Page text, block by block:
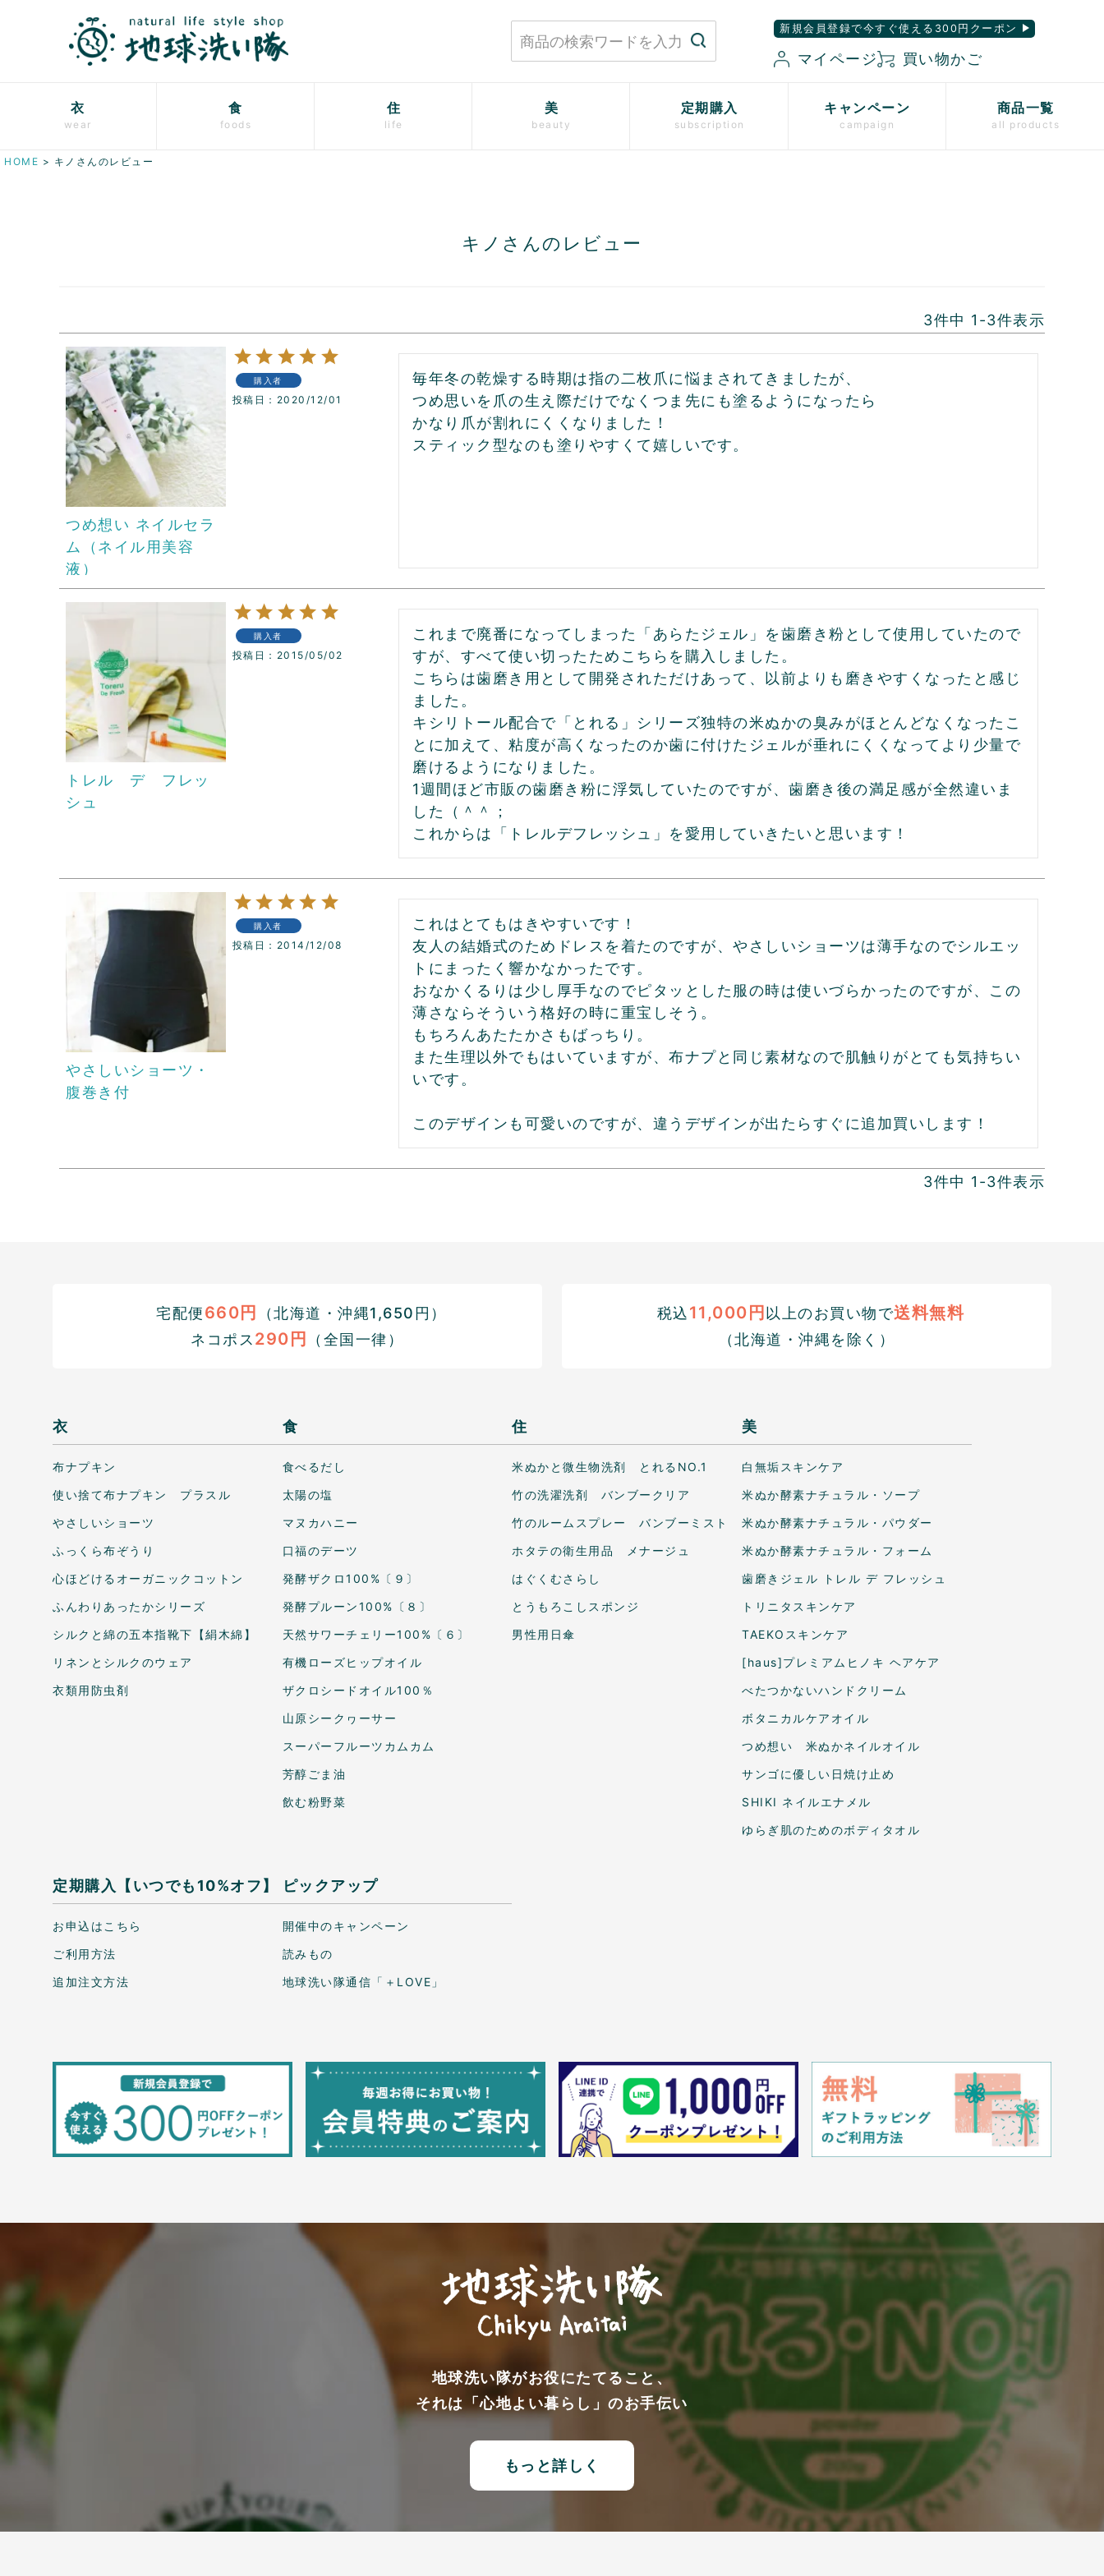
新規会員登録で今すぐ使える300円クーポン
マイページ 買い物かご
衣
wear
食
foods
住
life
美
beauty
定期購入
subscription
キャンペーン
campaign
商品一覧
all products
HOME キノさんのレビュー
キノさんのレビュー
3件中 1 -3件表示
つめ想い ネイルセラ
ム（ネイル用美容
液）
購入者
投稿日 2020/12/01
毎年冬の乾燥する時期は指の二枚爪に悩まされてきましたが、
つめ思いを爪の生え際だけでなくつま先にも塗るようになったら
かなり爪が割れにくくなりました！
スティック型なのも塗りやすくて嬉しいです。
トレル デ フレッ
シュ
購入者
投稿日 2015/05/02
これまで廃番になってしまった「あらたジェル」を歯磨き粉として使用していたので
すが、すべて使い切ったためこちらを購入しました。
こちらは歯磨き用として開発されただけあって、以前よりも磨きやすくなったと感じ
ました。
キシリトール配合で「とれる」シリーズ独特の米ぬかの臭みがほとんどなくなったこ
とに加えて、粘度が高くなったのか歯に付けたジェルが垂れにくくなってより少量で
磨けるようになりました。
1週間ほど市販の歯磨き粉に浮気していたのですが、歯磨き後の満足感が全然違いま
した（＾＾；
これからは「トレルデフレッシュ」を愛用していきたいと思います！
やさしいショーツ・
腹巻き付
購入者
投稿日 2014/12/08
これはとてもはきやすいです！
友人の結婚式のためドレスを着たのですが、やさしいショーツは薄手なのでシルエッ
トにまったく響かなかったです。
おなかくるりは少し厚手なのでピタッとした服の時は使いづらかったのですが、この
薄さならそういう格好の時に重宝しそう。
もちろんあたたかさもばっちり。
また生理以外でもはいていますが、布ナプと同じ素材なので肌触りがとても気持ちい
いです。
このデザインも可愛いのですが、違うデザインが出たらすぐに追加買いします！
3件中 1 -3件表示
宅配便660円
（北海道・沖縄1,650円）
ネコポス290円 （全国一律）
税込11,000円 以上のお買い物で送料無料
（北海道・沖縄を除く）
衣
布ナプキン
使い捨て布ナプキン プラスル
やさしいショーツ
ふっくら布ぞうり
心ほどけるオーガニックコットン
ふんわりあったかシリーズ
シルクと綿の五本指靴下【絹木綿】
リネンとシルクのウェア
衣類用防虫剤
食
食べるだし
太陽の塩
マヌカハニー
口福のデーツ
発酵ザクロ100%〔９〕
発酵プルーン100%〔８〕
天然サワーチェリー100%〔６〕
有機ローズヒップオイル
ザクロシードオイル100％
山原シークヮーサー
スーパーフルーツカムカム
芳醇ごま油
飲む粉野菜
住
米ぬかと微生物洗剤 とれるNO.1
竹の洗濯洗剤 バンブークリア
竹のルームスプレー バンブーミスト
ホタテの衛生用品 メナージュ
はぐくむさらし
とうもろこしスポンジ
男性用日傘
美
白無垢スキンケア
米ぬか酵素ナチュラル・ソープ
米ぬか酵素ナチュラル・パウダー
米ぬか酵素ナチュラル・フォーム
歯磨きジェル トレル デ フレッシュ
トリニタスキンケア
TAEKOスキンケア
[haus]プレミアムヒノキ ヘアケア
べたつかないハンドクリーム
ボタニカルケアオイル
つめ想い 米ぬかネイルオイル
サンゴに優しい日焼け止め
SHIKI ネイルエナメル
ゆらぎ肌のためのボディタオル
定期購入【いつでも10%オフ】
お申込はこちら
ご利用方法
追加注文方法
ピックアップ
開催中のキャンペーン
読みもの
地球洗い隊通信「＋LOVE」
地球洗い隊がお役にたてること、
それは「心地よい暮らし」のお手伝い
もっと詳しく